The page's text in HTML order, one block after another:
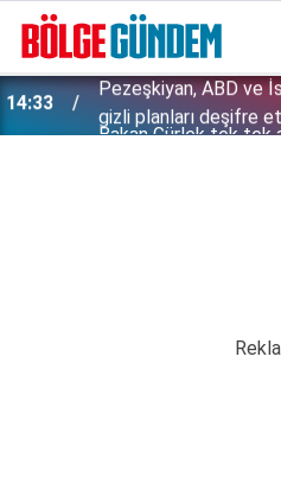
13:29
Bakan Gürlek tek tek
kimler